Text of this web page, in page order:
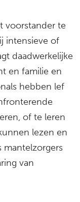
voorstander te
intensieve of
daadwerkelijke
en familie en
hebben lef
of te leren
lezen en
mantelzorgers
van